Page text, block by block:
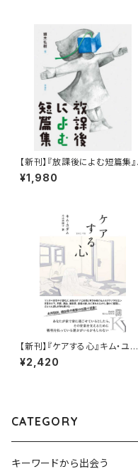
【新刊】『放課後によむ短篇集』
選・頭木弘樹
¥1,980
【新刊】『ケアする心』キム・ユダ
ム、小山内園子【訳】
¥2,420
CATEGORY
キーワードから出会う